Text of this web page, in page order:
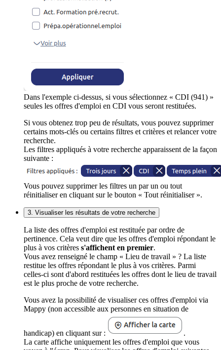
Dans l'exemple ci-dessus, si vous sélectionnez « CDI (941) »
seules les offres d'emploi en CDI vous seront restituées.
Si vous obtenez trop peu de résultats, vous pouvez supprimer
certains mots-clés ou certains filtres et critères et relancer votre
recherche.
Les filtres appliqués à votre recherche apparaissent de la façon
suivante :
Vous pouvez supprimer les filtres un par un ou tout
réinitialiser en cliquant sur le bouton « Tout réinitialiser ».
3. Visualiser les résultats de votre recherche
La liste des offres d'emploi est restituée par ordre de
pertinence. Cela veut dire que les offres d'emploi répondant le
plus à vos critères s'affichent en premier.
Vous avez renseigné le champ « Lieu de travail » ? La liste
restitue les offres répondant le plus à vos critères. Parmi
celles-ci sont d'abord restituées les offres dont le lieu de travail
est le plus proche de votre recherche.
Vous avez la possibilité de visualiser ces offres d'emploi via
Mappy (non accessible aux personnes en situation de
handicap) en cliquant sur :
.
La carte affiche uniquement les offres d'emploi que vous